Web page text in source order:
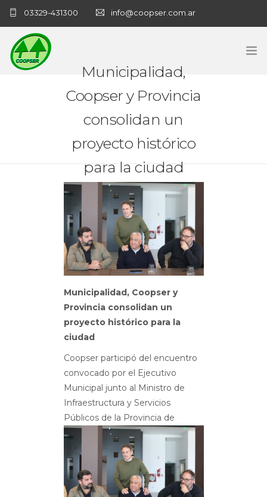
03329-431300 info@coopser.com.ar
ADMINISTRACIÓN
NECROLOGICAS
SANATORIO COOPSER
Municipalidad,
Coopser y Provincia
consolidan un
proyecto histórico
para la ciudad
Municipalidad, Coopser y
Provincia consolidan un
proyecto histórico para la
ciudad
Coopser participó del encuentro
convocado por el Ejecutivo
Municipal junto al Ministro de
Infraestructura y Servicios
Públicosde la Provincia de